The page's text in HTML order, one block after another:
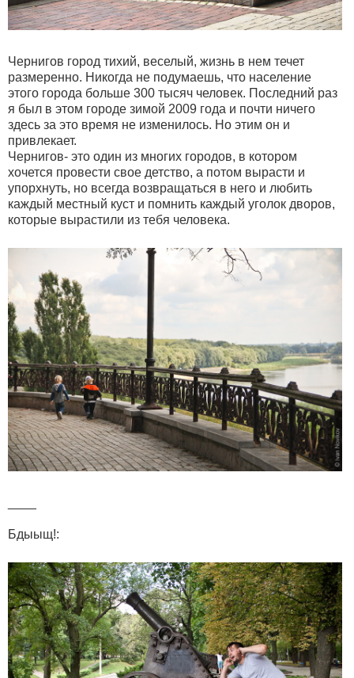
Чернигов город тихий, веселый, жизнь в нем течет
размеренно. Никогда не подумаешь, что население
этого города больше 300 тысяч человек. Последний раз
я был в этом городе зимой 2009 года и почти ничего
здесь за это время не изменилось. Но этим он и
привлекает.
Чернигов- это один из многих городов, в котором
хочется провести свое детство, а потом вырасти и
упорхнуть, но всегда возвращаться в него и любить
каждый местный куст и помнить каждый уголок дворов,
которые вырастили из тебя человека.
Бдыыщ!: